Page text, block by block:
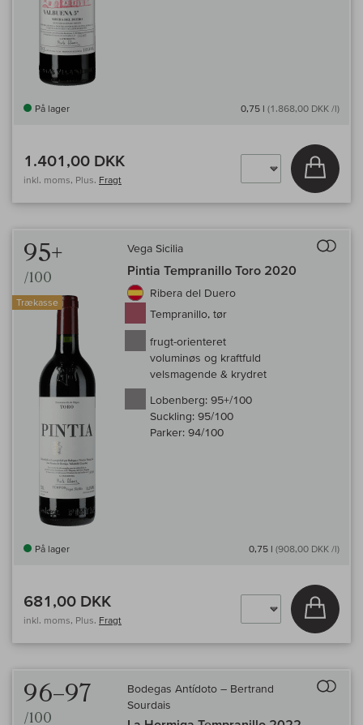
På lager 0,75 l (1.868,00 DKK /l)
1.401,00 DKK
inkl. moms, Plus. Fragt
Læg i
95+
/100
Trækasse
Vega Sicilia
Pintia Tempranillo Toro 2020
Ribera del Duero
Tempranillo, tør
frugt-orienteret
voluminøs og kraftfuld
velsmagende & krydret
Lobenberg: 95+/100
Suckling: 95/100
Parker: 94/100
På lager 0,75 l (908,00 DKK /l)
681,00 DKK
inkl. moms, Plus. Fragt
Læg i
96–97
/100
Bodegas Antídoto – Bertrand
Sourdais